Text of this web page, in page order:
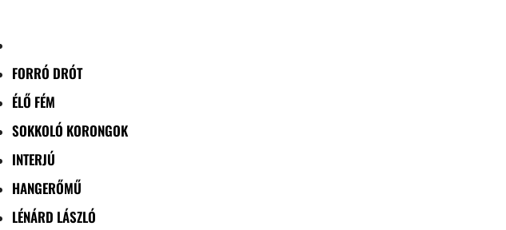
FORRÓ DRÓT
ÉLŐ FÉM
SOKKOLÓ KORONGOK
INTERJÚ
HANGERŐMŰ
LÉNÁRD LÁSZLÓ